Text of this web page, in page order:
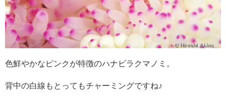
色鮮やかなピンクが特徴のハナビラクマノミ。
背中の白線もとってもチャーミングですね♪